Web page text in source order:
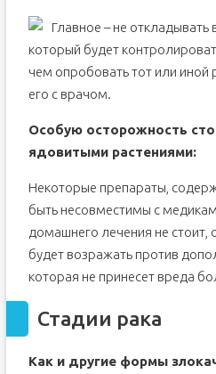
Главное – не откладывать
который будет
чем опробовать тот или иной
его с врачом.
Особую осторожность
ядовитыми растениями:
Некоторые препараты,
быть несовместимы с
домашнего лечения не стоит,
будет возражать против
которая не принесет вреда
Стадии рака
Как и другие формы